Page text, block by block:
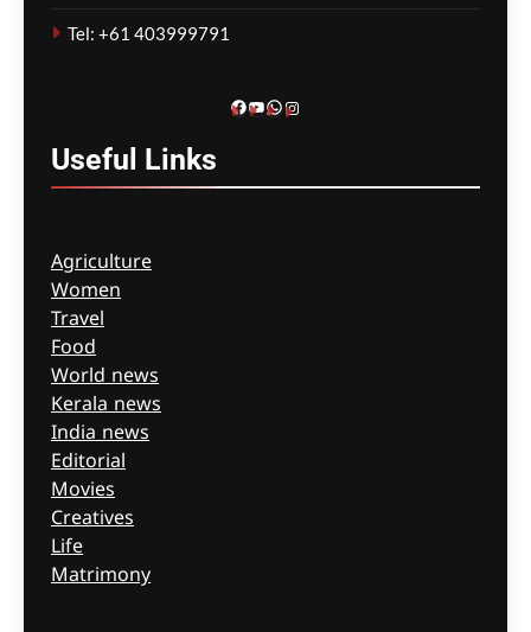
Tel: +61 403999791
Facebook
YouTube
WhatsApp
Instagram
Useful Links
Agriculture
Women
Travel
Food
World news
Kerala news
India news
Editorial
Movies
Creatives
Life
Matrimony